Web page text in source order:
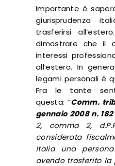
Importante è
giurisprudenza
trasferirsi
dimostrare che il
interessi
all’estero. In
legami personali è
Fra le tante
questa: “Comm.
gennaio 2008 n. 182
2, comma 2,
considerata
Italia una
avendo trasferito la